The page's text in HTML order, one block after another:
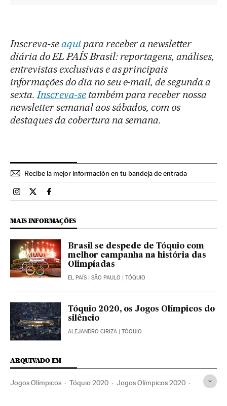
Inscreva-seaquipara receber a newsletter
diária do EL PAÍS Brasil: reportagens, análises,
entrevistas exclusivas e as principais
informações do dia no seu e-mail, de segunda a
sexta. Inscreva-setambém para receber nossa
newsletter semanal aos sábados, com os
destaques da cobertura na semana.
Recibe la mejor información en tu bandeja de entrada
Esportes El País Brasil en Instagram
Esportes El País Brasil en Twitter
Esportes El País Brasil en Facebook
MAIS INFORMAÇÕES
Brasil se despede de Tóquio com
melhor campanha na história das
Olimpíadas
EL PAÍS | SÃO PAULO | TÓQUIO
Tóquio 2020, os Jogos Olímpicos do
silêncio
ALEJANDRO CIRIZA | TÓQUIO
ARQUIVADO EM
Jogos Olímpicos Tóquio 2020 Jogos Olímpicos 2020